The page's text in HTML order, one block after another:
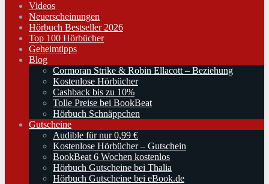
Videos
Neuerscheinungen
Hörbuch Bestseller 2026
Top 100 Hörbücher
Geheimtipps
Blog
Cormoran Strike & Robin Ellacott – Beziehung
Kostenlose Hörbücher
Cashback bis zu 10%
Tolle Preise bei BookBeat
Hörbuch Schnäppchen
Gutscheine
Audible für nur 0,99 €
Kostenlose Hörbücher – Gutschein
BookBeat 6 Wochen kostenlos
Hörbuch Gutscheine bei Thalia
Hörbuch Gutscheine bei eBook.de